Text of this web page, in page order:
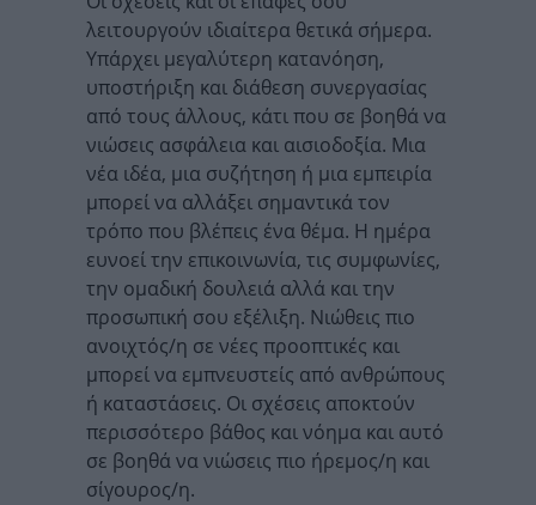
λειτουργούν ιδιαίτερα θετικά σήμερα.
Υπάρχει μεγαλύτερη κατανόηση,
υποστήριξη και διάθεση συνεργασίας
από τους άλλους, κάτι που σε βοηθά να
νιώσεις ασφάλεια και αισιοδοξία. Μια
νέα ιδέα, μια συζήτηση ή μια εμπειρία
μπορεί να αλλάξει σημαντικά τον
τρόπο που βλέπεις ένα θέμα. Η ημέρα
ευνοεί την επικοινωνία, τις συμφωνίες,
την ομαδική δουλειά αλλά και την
προσωπική σου εξέλιξη. Νιώθεις πιο
ανοιχτός/η σε νέες προοπτικές και
μπορεί να εμπνευστείς από ανθρώπους
ή καταστάσεις. Οι σχέσεις αποκτούν
περισσότερο βάθος και νόημα και αυτό
σε βοηθά να νιώσεις πιο ήρεμος/η και
σίγουρος/η.